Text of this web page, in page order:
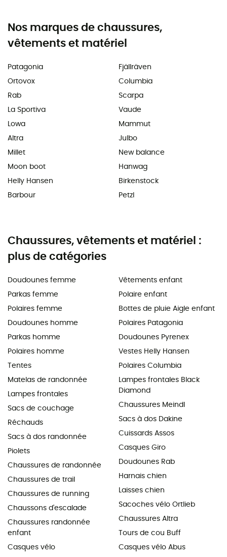
Nos marques de chaussures,
vêtements et matériel
Patagonia
Ortovox
Rab
La Sportiva
Lowa
Altra
Millet
Moon boot
Helly Hansen
Barbour
Fjällräven
Columbia
Scarpa
Vaude
Mammut
Julbo
New balance
Hanwag
Birkenstock
Petzl
Chaussures, vêtements et matériel :
plus de catégories
Doudounes femme
Parkas femme
Polaires femme
Doudounes homme
Parkas homme
Polaires homme
Tentes
Matelas de randonnée
Lampes frontales
Sacs de couchage
Réchauds
Sacs à dos randonnée
Piolets
Chaussures de randonnée
Chaussures de trail
Chaussures de running
Chaussons d'escalade
Chaussures randonnée
enfant
Casques vélo
Vêtements enfant
Polaire enfant
Bottes de pluie Aigle enfant
Polaires Patagonia
Doudounes Pyrenex
Vestes Helly Hansen
Polaires Columbia
Lampes frontales Black
Diamond
Chaussures Meindl
Sacs à dos Dakine
Cuissards Assos
Casques Giro
Doudounes Rab
Harnais chien
Laisses chien
Sacoches vélo Ortlieb
Chaussures Altra
Tours de cou Buff
Casques vélo Abus